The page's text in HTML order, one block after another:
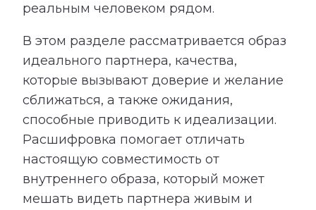
реальным человеком рядом.
В этом разделе рассматривается образ
идеального партнера, качества,
которые вызывают доверие и желание
сближаться, а также ожидания,
способные приводить к идеализации.
Расшифровка помогает отличать
настоящую совместимость от
внутреннего образа, который может
мешать видеть партнера живым и